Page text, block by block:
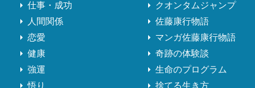
仕事・成功
人間関係
恋愛
健康
強運
悟り
クオンタムジャンプ
佐藤康行物語
マンガ佐藤康行物語
奇跡の体験談
生命のプログラム
捨てる生き方